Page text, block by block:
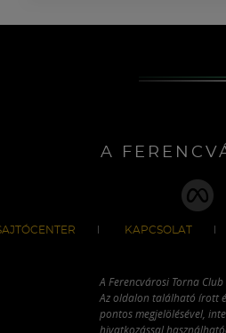
A
KAPCSOLAT
A Ferencvárosi Torna
Az oldalon található írott
pontos megjelölésével,
hivatkozással